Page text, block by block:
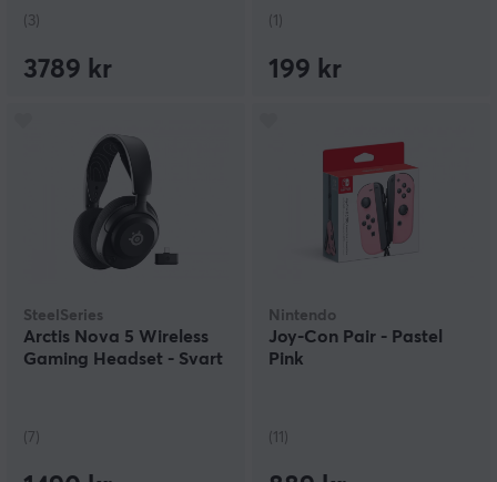
(3)
3789 kr
(1)
199 kr
SteelSeries
Arctis Nova 5 Wireless
Gaming Headset - Svart
(7)
Nintendo
Joy-Con Pair - Pastel
Pink
(11)